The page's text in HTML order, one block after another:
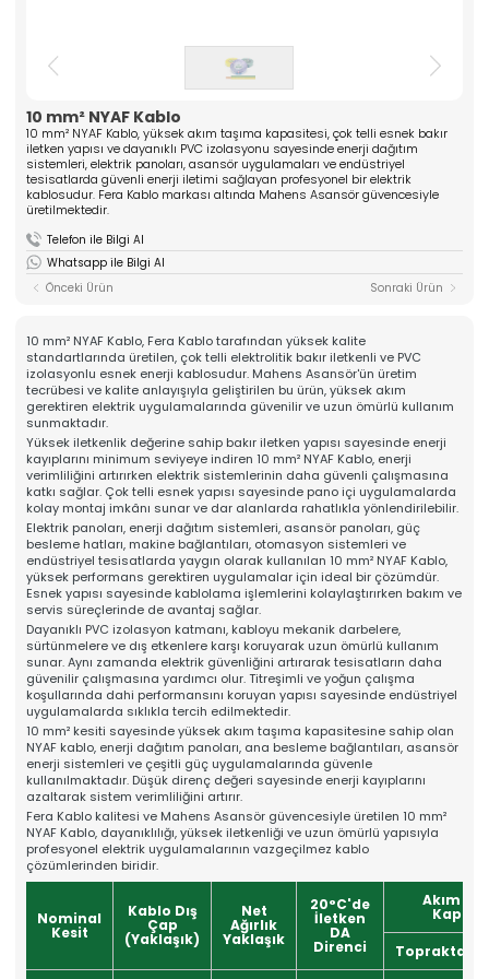
Kurumsal
» Hakkımızda
» Vizyon, Misyon
» Kariyer
Ürünlerimiz
» Tırnak Grubu
» Plastik Grubu
» Konsol Grubu
» Yedek Parçalar
Kalite
» Kalite Belgelerimiz
» Kalite Politikamız
Üretim
» Üretim Hattımız
» Özel Üretim Yeteneğimiz
Online Katalog
Bize Ulaşın
» İleitşim Bilgilerimiz
» Konum Bilgilerimiz
çözümler sunar.
» Kablo Grubu
» Halat Şişesi Grubu
» Konsol Grubu
» Yedek Parçalar
» Tüm Kategoriler
Tüm hakkı saklıdır. Sitemizde kullanılan tüm içerik ve görseller
Mahens Asansör'e ait olup izinsiz kullanımı hukuki yaptırıma tabidir.
İhracat & Lojistik
Haberler
Kariyer
İletişim
10 mm² NYAF Kablo
10 mm² NYAF Kablo, yüksek akım taşıma kapasitesi, çok telli esnek bakır
iletken yapısı ve dayanıklı PVC izolasyonu sayesinde enerji dağıtım
sistemleri, elektrik panoları, asansör uygulamaları ve endüstriyel
tesisatlarda güvenli enerji iletimi sağlayan profesyonel bir elektrik
kablosudur. Fera Kablo markası altında Mahens Asansör güvencesiyle
üretilmektedir.
Telefon ile Bilgi Al
Whatsapp ile Bilgi Al
Önceki Ürün
Sonraki Ürün
10 mm² NYAF Kablo, Fera Kablo tarafından yüksek kalite
standartlarında üretilen, çok telli elektrolitik bakır iletkenli ve PVC
izolasyonlu esnek enerji kablosudur. Mahens Asansör'ün üretim
tecrübesi ve kalite anlayışıyla geliştirilen bu ürün, yüksek akım
gerektiren elektrik uygulamalarında güvenilir ve uzun ömürlü kullanım
sunmaktadır.
Yüksek iletkenlik değerine sahip bakır iletken yapısı sayesinde enerji
kayıplarını minimum seviyeye indiren 10 mm² NYAF Kablo, enerji
verimliliğini artırırken elektrik sistemlerinin daha güvenli çalışmasına
katkı sağlar. Çok telli esnek yapısı sayesinde pano içi uygulamalarda
kolay montaj imkânı sunar ve dar alanlarda rahatlıkla yönlendirilebilir.
Elektrik panoları, enerji dağıtım sistemleri, asansör panoları, güç
besleme hatları, makine bağlantıları, otomasyon sistemleri ve
endüstriyel tesisatlarda yaygın olarak kullanılan 10 mm² NYAF Kablo,
yüksek performans gerektiren uygulamalar için ideal bir çözümdür.
Esnek yapısı sayesinde kablolama işlemlerini kolaylaştırırken bakım ve
servis süreçlerinde de avantaj sağlar.
Dayanıklı PVC izolasyon katmanı, kabloyu mekanik darbelere,
sürtünmelere ve dış etkenlere karşı koruyarak uzun ömürlü kullanım
sunar. Aynı zamanda elektrik güvenliğini artırarak tesisatların daha
güvenilir çalışmasına yardımcı olur. Titreşimli ve yoğun çalışma
koşullarında dahi performansını koruyan yapısı sayesinde endüstriyel
uygulamalarda sıklıkla tercih edilmektedir.
10 mm² kesiti sayesinde yüksek akım taşıma kapasitesine sahip olan
NYAF kablo, enerji dağıtım panoları, ana besleme bağlantıları, asansör
enerji sistemleri ve çeşitli güç uygulamalarında güvenle
kullanılmaktadır. Düşük direnç değeri sayesinde enerji kayıplarını
azaltarak sistem verimliliğini artırır.
Fera Kablo kalitesi ve Mahens Asansör güvencesiyle üretilen 10 mm²
NYAF Kablo, dayanıklılığı, yüksek iletkenliği ve uzun ömürlü yapısıyla
profesyonel elektrik uygulamalarının vazgeçilmez kablo
çözümlerinden biridir.
Nominal
Kesit
Kablo Dış
Çap
(Yaklaşık)
Net
Ağırlık
Yaklaşık
20°C'de
İletken
DA
Direnci
Akım
Toprakta